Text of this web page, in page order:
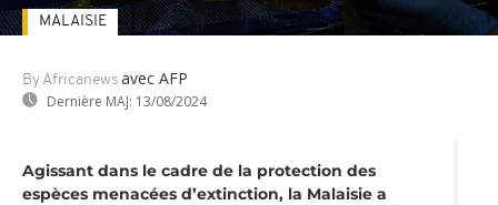
By Africanews avec AFP
Dernière MAJ: 13/08/2024
MALAISIE
Agissant dans le cadre de la protection des
espèces menacées d’extinction, la Malaisie a